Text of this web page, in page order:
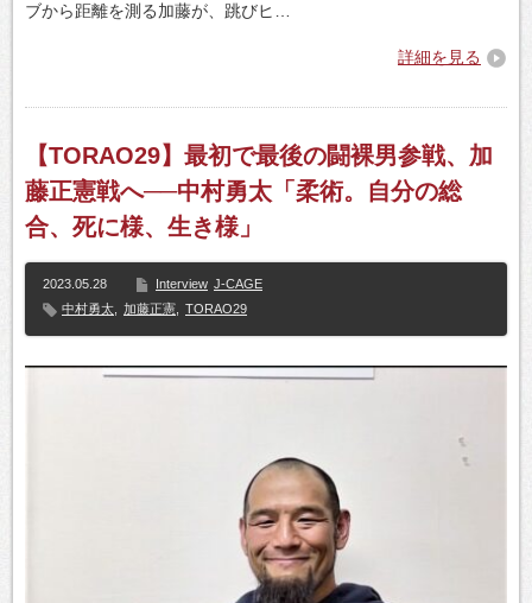
ブから距離を測る加藤が、跳びヒ…
詳細を見る
【TORAO29】最初で最後の闘裸男参戦、加
藤正憲戦へ──中村勇太「柔術。自分の総
合、死に様、生き様」
2023.05.28 Interview J-CAGE
中村勇太
加藤正憲 TORAO29